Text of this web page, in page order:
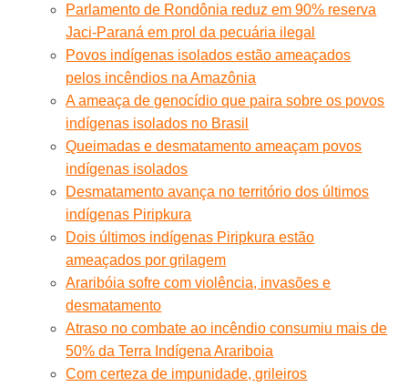
Parlamento de Rondônia reduz em 90% reserva
Jaci-Paraná em prol da pecuária ilegal
Povos indígenas isolados estão ameaçados
pelos incêndios na Amazônia
A ameaça de genocídio que paira sobre os povos
indígenas isolados no Brasil
Queimadas e desmatamento ameaçam povos
indígenas isolados
Desmatamento avança no território dos últimos
indígenas Piripkura
Dois últimos indígenas Piripkura estão
ameaçados por grilagem
Araribóia sofre com violência, invasões e
desmatamento
Atraso no combate ao incêndio consumiu mais de
50% da Terra Indígena Arariboia
Com certeza de impunidade, grileiros